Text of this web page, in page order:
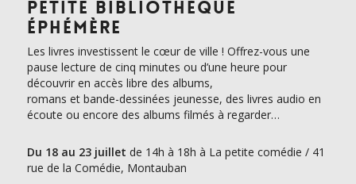
PETITE BIBLIOTHÈQUE
ÉPHÉMÈRE
Les livres investissent le cœur de ville ! Offrez-vous une
pause lecture de cinq minutes ou d’une heure pour
découvrir en accès libre des albums,
romans et bande-dessinées jeunesse, des livres audio en
écoute ou encore des albums filmés à regarder…
Du 18 au 23 juillet de 14h à 18h à La petite comédie / 41
rue de la Comédie, Montauban